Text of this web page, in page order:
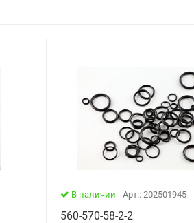
В наличии Арт.: 202501945
560-570-58-2-2